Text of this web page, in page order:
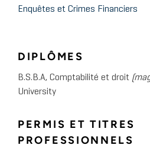
Enquêtes et Crimes Financiers
DIPLÔMES
B.S.B.A, Comptabilité et droit
University
PERMIS ET TITRES
PROFESSIONNELS